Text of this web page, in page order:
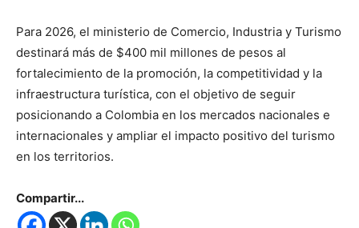
Para 2026, el ministerio de Comercio, Industria y Turismo
destinará más de $400 mil millones de pesos al
fortalecimiento de la promoción, la competitividad y la
infraestructura turística, con el objetivo de seguir
posicionando a Colombia en los mercados nacionales e
internacionales y ampliar el impacto positivo del turismo
en los territorios.
Compartir...